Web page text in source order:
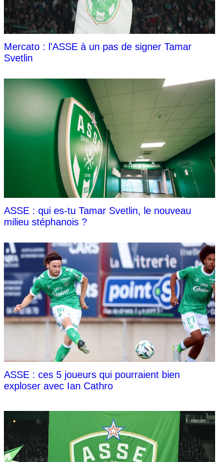
Mercato : l'ASSE à un pas de signer Tamar
Svetlin
ASSE : qui es-tu Tamar Svetlin, le nouveau
milieu stéphanois ?
ASSE : ces 5 joueurs qui pourraient bien
exploser avec Ian Cathro